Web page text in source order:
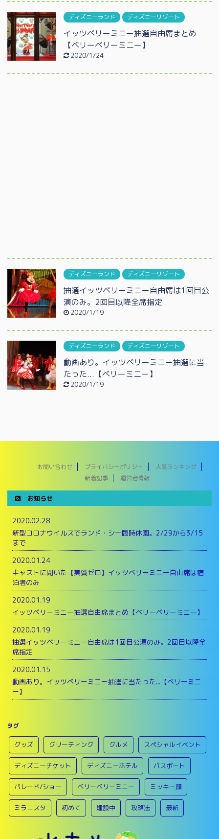
ディズニーランド ディズニーリゾート
イッツベリーミニー抽選自由席まとめ
【ベリーベリーミニー】
2020/1/24
ディズニーランド ディズニーリゾート
抽選イッツベリーミニー自由席は1回目公
演のみ。2回目以降全席指定
2020/1/19
ディズニーランド ディズニーリゾート
動画あり。イッツベリーミニー抽選に当
たった...【ベリーミニー】
2020/1/19
お問い合わせ プライバシーポリシ－
人気ランキング
新着記事
運営者情報
お知らせ
2020.02.28
新型コロナウイルスでランド・シー臨時休園。2/29から3/15
まで
2020.01.24
キャストに聞いた【実質ゼロ】イッツベリーミニー自由席は宿
泊者のみ
2020.01.19
イッツベリーミニー抽選自由席まとめ【ベリーベリーミニー】
2020.01.19
抽選イッツベリーミニー自由席は1回目公演のみ。2回目以降全
席指定
2020.01.15
動画あり。イッツベリーミニー抽選に当たった...【ベリーミニ
ー】
タグ
グッズ グリーティング グルメ スペシャルイベント
ディズニーチケット ディズニーホテル パスポート
パレード/ショー ベリーベリーミニー ミッキー顔
ミラコスタ 初めて 建設中 攻略法 最新